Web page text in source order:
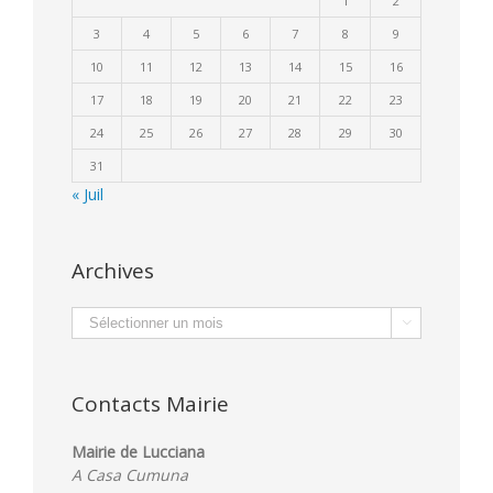
3
4 5 6 7 8
9
10
11 12 13 14 15
16
17
18 19 20 21 22
23
24
25 26 27 28 29
30
31
« Juil
Archives
Archives 
Contacts Mairie
Mairie de Lucciana
A Casa Cumuna